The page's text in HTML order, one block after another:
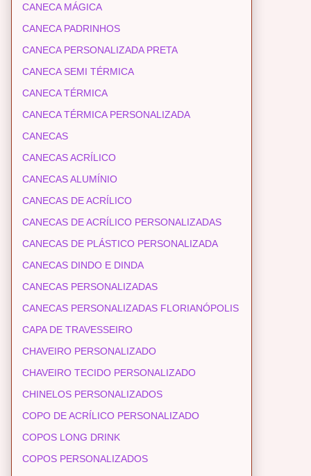
CANECA MÁGICA
CANECA PADRINHOS
CANECA PERSONALIZADA PRETA
CANECA SEMI TÉRMICA
CANECA TÉRMICA
CANECA TÉRMICA PERSONALIZADA
CANECAS
CANECAS ACRÍLICO
CANECAS ALUMÍNIO
CANECAS DE ACRÍLICO
CANECAS DE ACRÍLICO PERSONALIZADAS
CANECAS DE PLÁSTICO PERSONALIZADA
CANECAS DINDO E DINDA
CANECAS PERSONALIZADAS
CANECAS PERSONALIZADAS FLORIANÓPOLIS
CAPA DE TRAVESSEIRO
CHAVEIRO PERSONALIZADO
CHAVEIRO TECIDO PERSONALIZADO
CHINELOS PERSONALIZADOS
COPO DE ACRÍLICO PERSONALIZADO
COPOS LONG DRINK
COPOS PERSONALIZADOS